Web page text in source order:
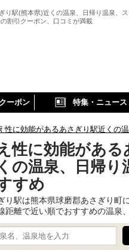
り駅(熊本県)近くの温泉、日帰り温泉、
割引クーポン、口コミが満載
ーポン 特集・ニュース
性に効能があるあさぎり駅近くの
性に効能がある
の温泉、日帰り
すめ
り駅は熊本県球磨郡あさぎり町
距離で近い順でおすすめの温泉